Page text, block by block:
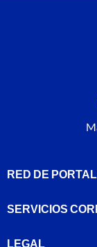
RED DE
SERVICIOS
LEGAL